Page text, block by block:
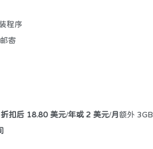
程序
寄
扣后 18.80 美元/年或 2 美元/月额外